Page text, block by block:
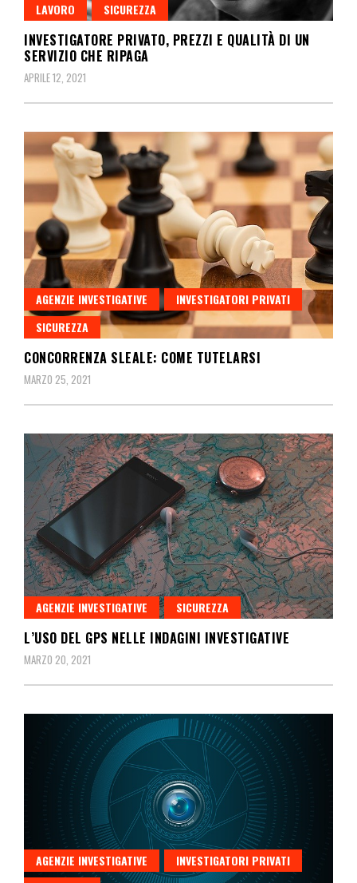
LAVORO
SICUREZZA
INVESTIGATORE PRIVATO, PREZZI E QUALITÀ DI UN
SERVIZIO CHE RIPAGA
APRILE 12, 2021
AGENZIE INVESTIGATIVE
INVESTIGATORI PRIVATI
SICUREZZA
CONCORRENZA SLEALE: COME TUTELARSI
MARZO 25, 2021
AGENZIE INVESTIGATIVE SICUREZZA
L’USO DEL GPS NELLE INDAGINI INVESTIGATIVE
MARZO 20, 2021
AGENZIE INVESTIGATIVE
INVESTIGATORI PRIVATI